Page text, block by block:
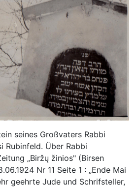
seines Großvaters Rabbi
Rubinfeld. Über Rabbi
„Biržų žinios" (Birsen
Nr 11 Seite 1 : „Ende Mai
geehrte Jude und Schrifsteller,